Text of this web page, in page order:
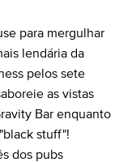
para mergulhar
lendária da
pelos sete
as vistas
Bar enquanto
stuff"!
dos pubs